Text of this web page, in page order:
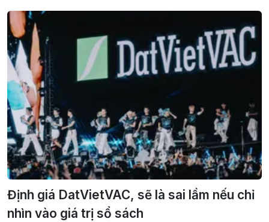
Định giá DatVietVAC, sẽ là sai lầm nếu chỉ
nhìn vào giá trị sổ sách